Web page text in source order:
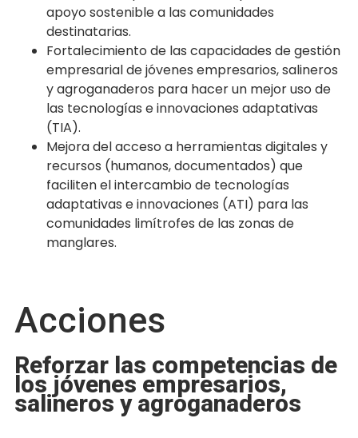
apoyo sostenible a las comunidades
destinatarias.
Fortalecimiento de las capacidades de gestión
empresarial de jóvenes empresarios, salineros
y agroganaderos para hacer un mejor uso de
las tecnologías e innovaciones adaptativas
(TIA).
Mejora del acceso a herramientas digitales y
recursos (humanos, documentados) que
faciliten el intercambio de tecnologías
adaptativas e innovaciones (ATI) para las
comunidades limítrofes de las zonas de
manglares.
Acciones
Reforzar las competencias de
los jóvenes empresarios,
salineros y agroganaderos